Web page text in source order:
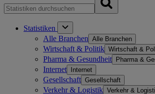
Statistiken
Alle Branchen Alle Branchen
Wirtschaft & Politik Wirtschaft &
Pharma & Gesundheit Pharma &
Internet Internet
Gesellschaft Gesellschaft
Verkehr & Logistik Verkehr &